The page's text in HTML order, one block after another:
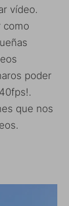
vídeo.
como
poder
que nos